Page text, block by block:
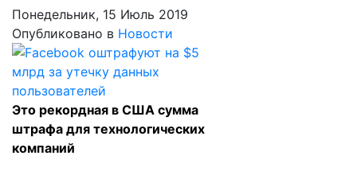
Понедельник, 15 Июль 2019
Опубликовано в Новости
Это рекордная в США сумма
штрафа для технологических
компаний